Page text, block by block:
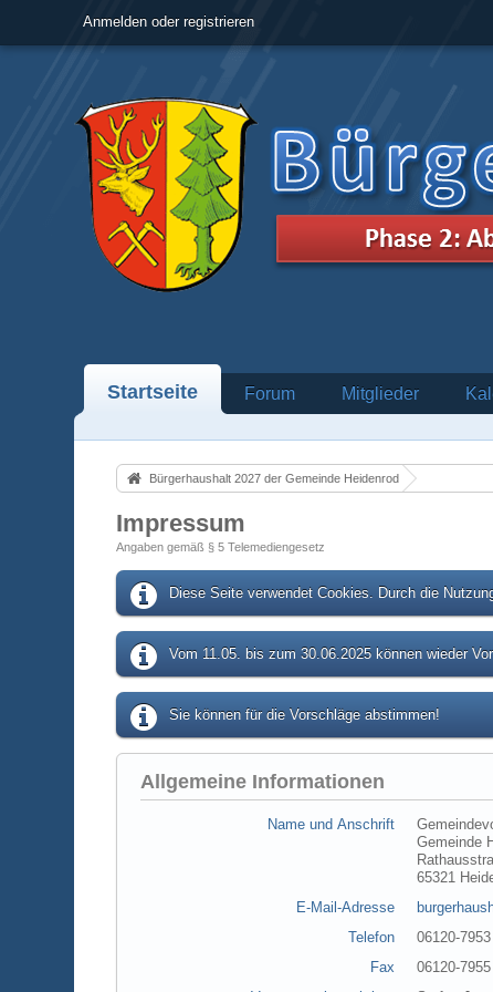
Anmelden oder registrieren
Startseite Forum Mitglieder
Bürgerhaushalt 2027 der Gemeinde Heidenrod
Impressum
Angaben gemäß § 5 Telemediengesetz
Diese Seite verwendet Cookies. Durch die
Vom 11.05. bis zum 30.06.2025 können wieder
Sie können für die Vorschläge abstimmen!
Allgemeine Informationen
Name und Anschrift
Gemeinde
65321
E-Mail-Adresse
Telefon
06120-7953
Fax
06120-7955